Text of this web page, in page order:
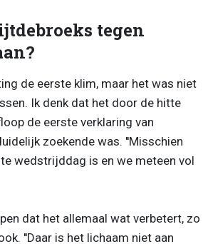
tegen
de eerste klim, maar het was niet
Ik denk dat het door de hitte
de eerste verklaring van
zoekende was. ''Misschien
wedstrijddag is en we meteen vol
dat het allemaal wat verbetert, zo
''Daar is het lichaam niet aan